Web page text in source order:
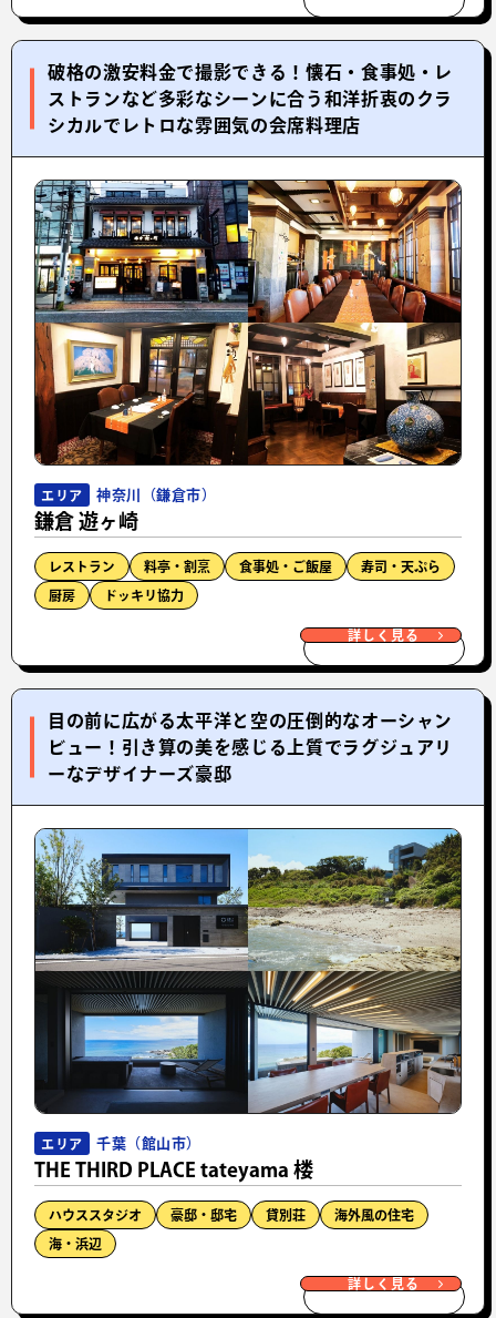
破格の激安料金で撮影できる！懐石・食事処・レ
ストランなど多彩なシーンに合う和洋折衷のクラ
シカルでレトロな雰囲気の会席料理店
エリア 神奈川（鎌倉市）
鎌倉 遊ヶ崎
レストラン 料亭・割烹 食事処・ご飯屋 寿司・天ぷら
厨房 ドッキリ協力
詳しく見る
目の前に広がる太平洋と空の圧倒的なオーシャン
ビュー！引き算の美を感じる上質でラグジュアリ
ーなデザイナーズ豪邸
エリア 千葉（館山市）
THE THIRD PLACE tateyama 楼
ハウススタジオ 豪邸・邸宅 貸別荘 海外風の住宅
海・浜辺
詳しく見る